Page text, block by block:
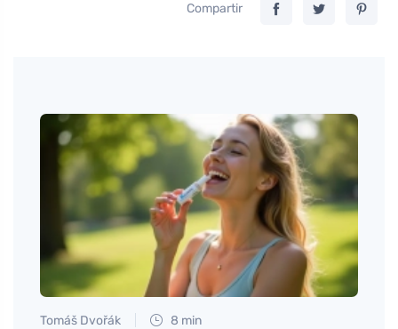
Compartir
Tomáš Dvořák 8 min